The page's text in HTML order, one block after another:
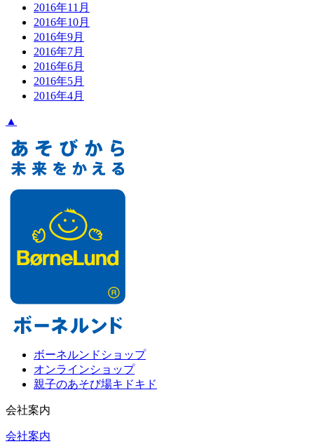
2016年11月
2016年10月
2016年9月
2016年7月
2016年6月
2016年5月
2016年4月
▲
ボーネルンドショップ
オンラインショップ
親子のあそび場キドキド
会社案内
会社案内